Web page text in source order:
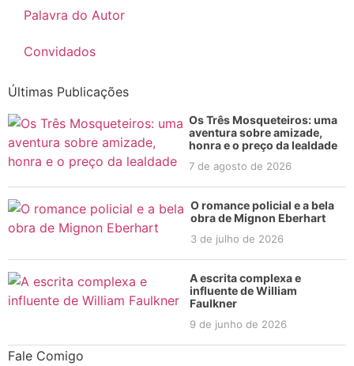
Palavra do Autor
Convidados
Últimas Publicações
Os Três Mosqueteiros: uma
aventura sobre amizade,
honra e o preço da lealdade
7 de agosto de 2026
O romance policial e a bela
obra de Mignon Eberhart
3 de julho de 2026
A escrita complexa e
influente de William
Faulkner
9 de junho de 2026
Fale Comigo